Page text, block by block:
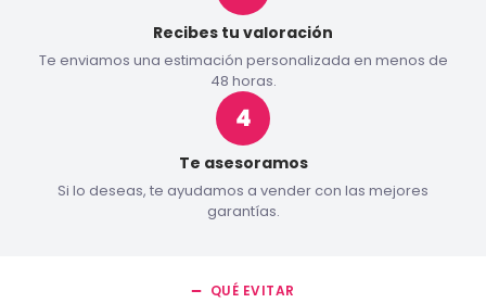
Recibes tu valoración
Te enviamos una estimación personalizada en menos de
48 horas.
Te asesoramos
Si lo deseas, te ayudamos a vender con las mejores
garantías.
QUÉ EVITAR